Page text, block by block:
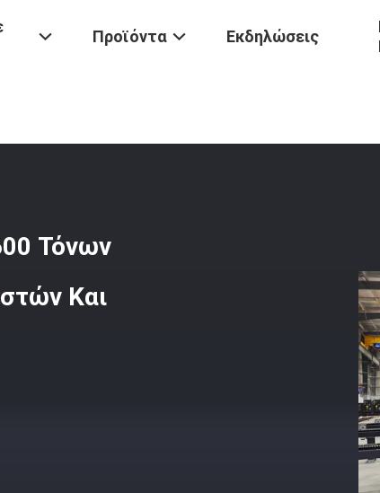
Προϊόντα Εκδηλώσεις
Τόνων
Και